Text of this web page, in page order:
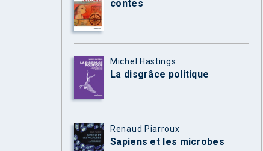
contes
Michel Hastings
La disgrâce politique
Renaud Piarroux
Sapiens et les microbes